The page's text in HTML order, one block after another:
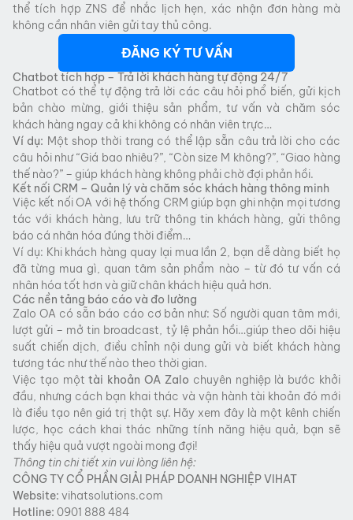
thể tích hợp ZNS để nhắc lịch hẹn, xác nhận đơn hàng mà
không cần nhân viên gửi tay thủ công.
ĐĂNG KÝ TƯ VẤN
Chatbot tích hợp – Trả lời khách hàng tự động 24/7
Chatbot có thể tự động trả lời các câu hỏi phổ biến, gửi kịch
bản chào mừng, giới thiệu sản phẩm, tư vấn và chăm sóc
khách hàng ngay cả khi không có nhân viên trực…
Ví dụ: Một shop thời trang có thể lập sẵn câu trả lời cho các
câu hỏi như “Giá bao nhiêu?”, “Còn size M không?”, “Giao hàng
thế nào?” – giúp khách hàng không phải chờ đợi phản hồi.
Kết nối CRM – Quản lý và chăm sóc khách hàng thông minh
Việc kết nối OA với hệ thống CRM giúp bạn ghi nhận mọi tương
tác với khách hàng, lưu trữ thông tin khách hàng, gửi thông
báo cá nhân hóa đúng thời điểm…
Ví dụ: Khi khách hàng quay lại mua lần 2, bạn dễ dàng biết họ
đã từng mua gì, quan tâm sản phẩm nào – từ đó tư vấn cá
nhân hóa tốt hơn và giữ chân khách hiệu quả hơn.
Các nền tảng báo cáo và đo lường
Zalo OA có sẵn báo cáo cơ bản như: Số người quan tâm mới,
lượt gửi – mở tin broadcast, tỷ lệ phản hồi…giúp theo dõi hiệu
suất chiến dịch, điều chỉnh nội dung gửi và biết khách hàng
tương tác như thế nào theo thời gian.
Việc tạo mộttài khoản OA Zalo chuyên nghiệp là bước khởi
đầu, nhưng cách bạn khai thác và vận hành tài khoản đó mới
là điều tạo nên giá trị thật sự. Hãy xem đây là một kênh chiến
lược, học cách khai thác những tính năng hiệu quả, bạn sẽ
thấy hiệu quả vượt ngoài mong đợi!
Thông tin chi tiết xin vui lòng liên hệ:
CÔNG TY CỔ PHẦN GIẢI PHÁP DOANH NGHIỆP VIHAT
Website: vihatsolutions.com
Hotline: 0901 888 484